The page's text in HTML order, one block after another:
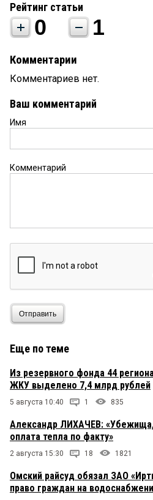
Рейтинг статьи
0 1
Комментарии
Комментариев нет.
Ваш комментарий
Имя
Комментарий
Отправить
Еще по теме
Из резервного фонда 44
ЖКУ выделено 7,4 млрд рублей
5 августа 10:40 1 835
Александр ЛИХАЧЕВ:
оплата тепла по факту»
2 августа 15:30 18 1821
Омский райсуд обязал ЗАО
право граждан на